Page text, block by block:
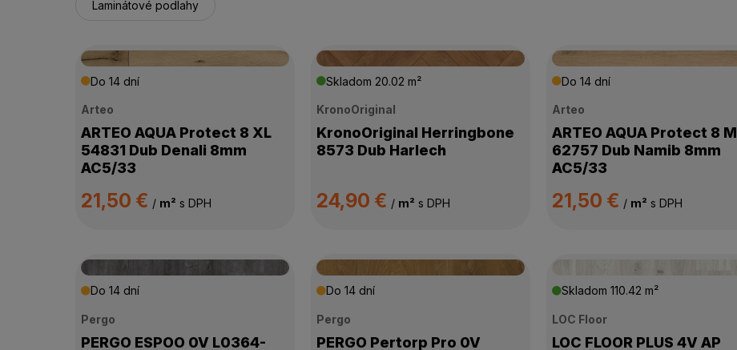
Laminátové podlahy
Do 14 dní
Arteo
ARTEO AQUA Protect 8 XL
54831 Dub Denali 8mm
AC5/33
21,50 € / m² s DPH
Skladom 20.02 m²
KronoOriginal
KronoOriginal Herringbone
8573 Dub Harlech
24,90 € / m² s DPH
Do 14 dní
Arteo
ARTEO AQUA Protect 8 M
62757 Dub Namib 8mm
AC5/33
21,50 € / m² s DPH
Do 14 dní
Pergo
PERGO ESPOO 0V L0364-
Do 14 dní
Pergo
PERGO Pertorp Pro 0V
Skladom 110.42 m²
LOC Floor
LOC FLOOR PLUS 4V AP